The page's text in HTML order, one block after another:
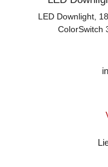
LED Downlight,
ColorSwitch